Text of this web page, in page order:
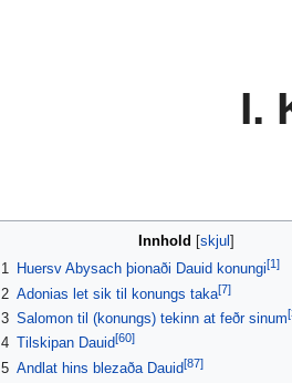
I.
Innhold
1 Huersv Abysach þionaði Dauid konungi[1]
2 Adonias let sik til konungs taka[7]
3 Salomon til (konungs) tekinn at feðr sinum
4 Tilskipan Dauid[60]
5 Andlat hins blezaða Dauid[87]